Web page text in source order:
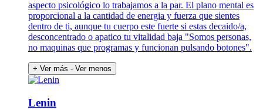
aspecto psicológico lo trabajamos a la par. El plano mental es
proporcional a la cantidad de energia y fuerza que sientes
dentro de ti, aunque tu cuerpo este fuerte si estas decaido/a,
desconcentrado o apatico tu vitalidad baja "Somos personas,
no maquinas que programas y funcionan pulsando botones".
+ Ver más - Ver menos
Lenin